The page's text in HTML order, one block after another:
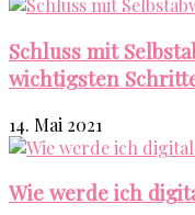
Schluss mit
wichtigsten
14. Mai 2021
Wie werde ich